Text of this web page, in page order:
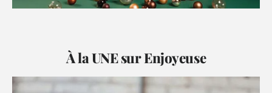
À la UNE sur Enjoyeuse